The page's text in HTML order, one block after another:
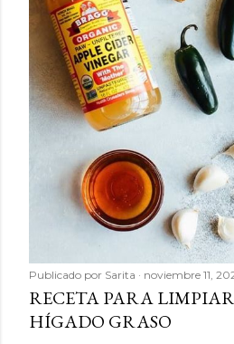
Publicado por Sarita noviembre 11,
RECETA PARA
HÍGADO GRASO